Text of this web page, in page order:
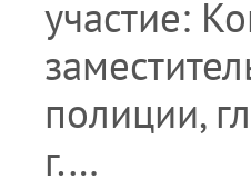
участие:
полиции,
г.…